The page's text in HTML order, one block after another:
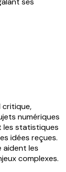
critique,
numériques
les statistiques
idées reçues.
aident les
complexes.